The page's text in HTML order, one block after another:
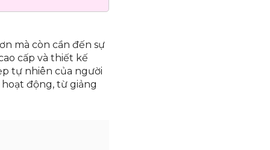
mà còn cần đến sự
cấp và thiết kế
tự nhiên của người
động, từ giảng